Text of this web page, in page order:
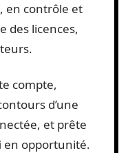
en contrôle et
des licences,
compte,
d’une
et prête
en opportunité.